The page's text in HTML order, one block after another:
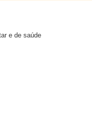
e de saúde